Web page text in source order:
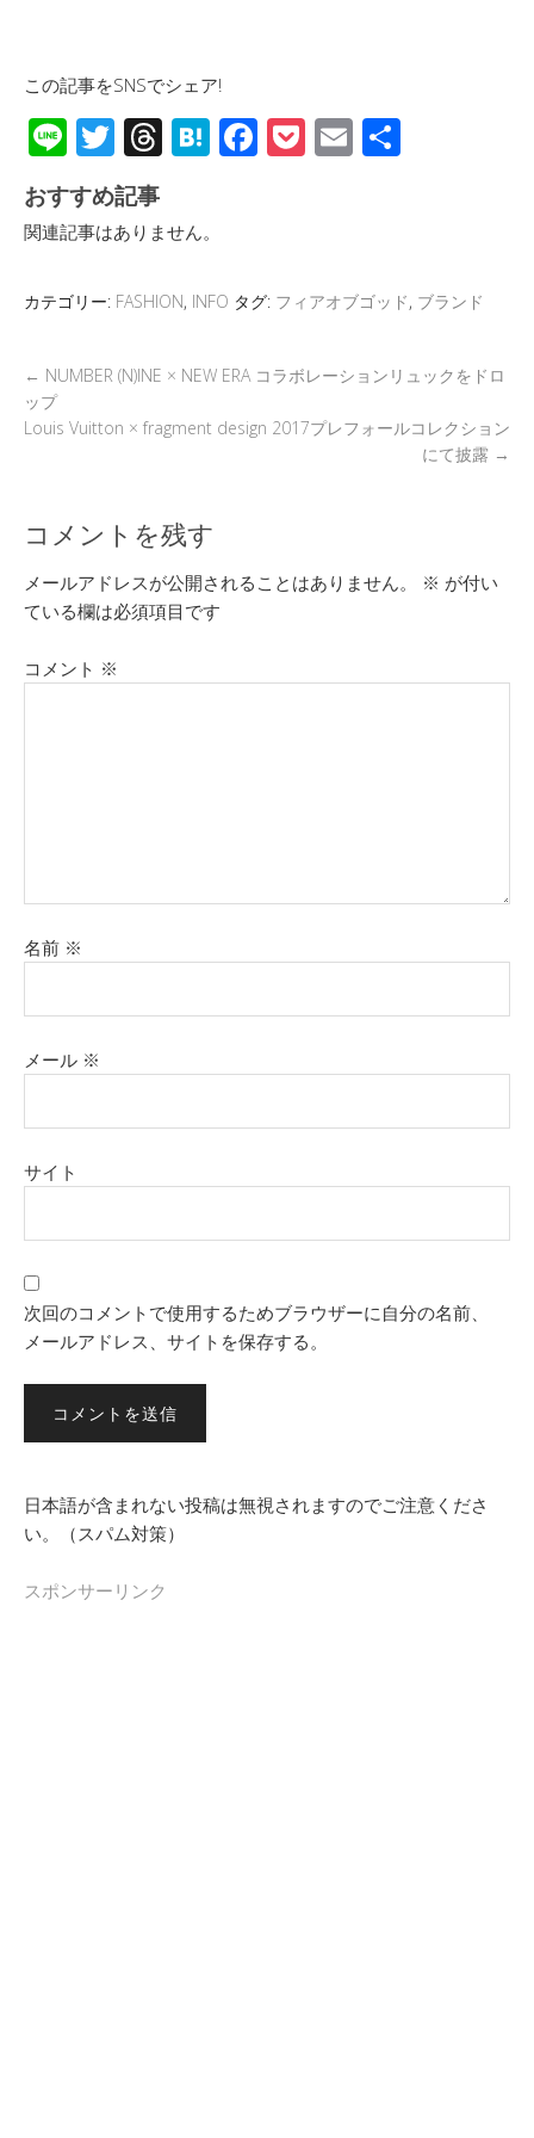
この記事をSNSでシェア!
Li
n
e
T
wi
tt
er
T
hr
e
a
d
H
at
a
F
ac
o
o
k
P
o
E
m
おすすめ記事
関連記事はありません。
カテゴリー: FASHION, INFO タグ: フィアオブゴッド, ブランド
← NUMBER (N)INE × NEW ERA コラボレーションリュックをドロ
ップ
Louis Vuitton × fragment design 2017プレフォールコレクション
にて披露 →
コメントを残す
メールアドレスが公開されることはありません。 ※ が付い
ている欄は必須項目です
コメント ※
名前 ※
メール ※
サイト
次回のコメントで使用するためブラウザーに自分の名前、
メールアドレス、サイトを保存する。
日本語が含まれない投稿は無視されますのでご注意くださ
い。（スパム対策）
スポンサーリンク